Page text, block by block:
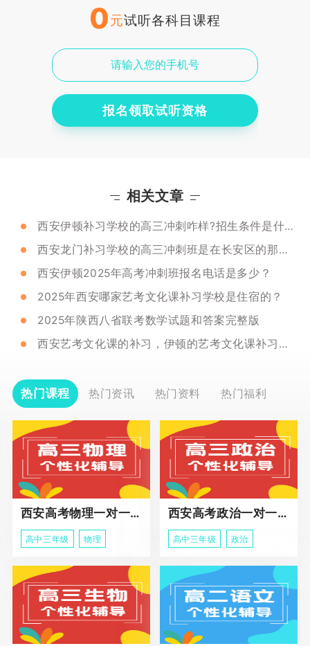
0元试听各科目课程
报名领取试听资格
相关文章
西安伊顿补习学校的高三冲刺咋样?招生条件是什么?
西安龙门补习学校的高三冲刺班是在长安区的那个校区吗?怎么联系?
西安伊顿2025年高考冲刺班报名电话是多少？
2025年西安哪家艺考文化课补习学校是住宿的？
2025年陕西八省联考数学试题和答案完整版
西安艺考文化课的补习，伊顿的艺考文化课补习怎么样?
热门课程 热门资讯 热门资料 热门福利
西安高考物理一对一辅导课程
高中三年级 物理
西安高考政治一对一辅导课程
高中三年级 政治